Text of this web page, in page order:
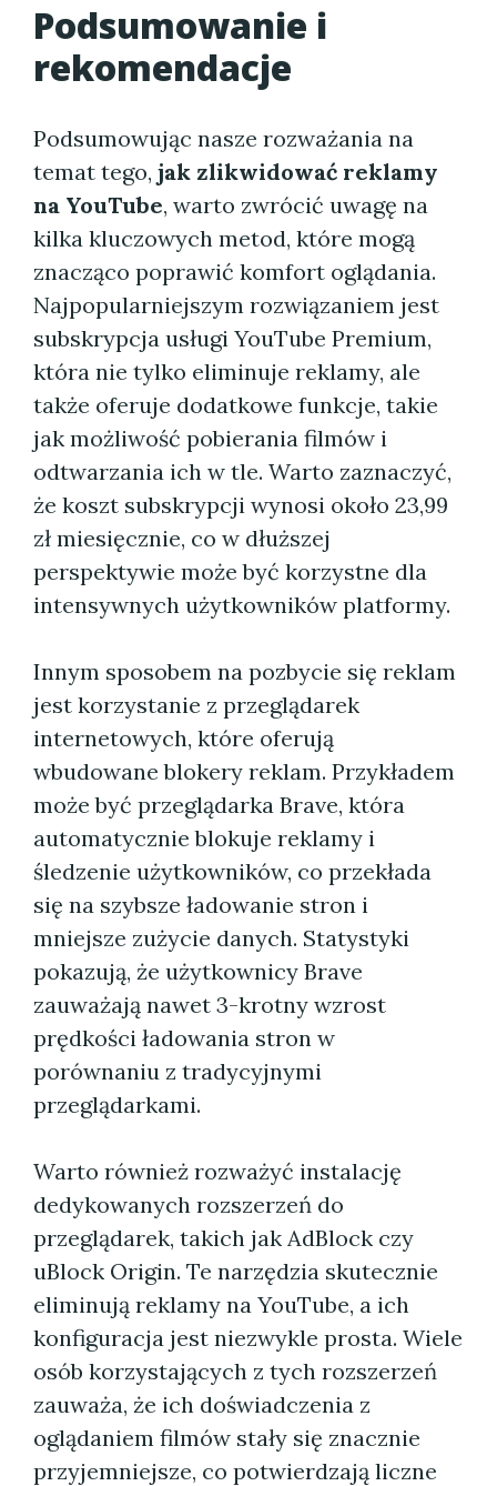
Podsumowanie i
rekomendacje
Podsumowując nasze rozważania na
temat tego, jak zlikwidować reklamy
na YouTube, warto zwrócić uwagę na
kilka kluczowych metod, które mogą
znacząco poprawić komfort oglądania.
Najpopularniejszym rozwiązaniem jest
subskrypcja usługi YouTube Premium,
która nie tylko eliminuje reklamy, ale
także oferuje dodatkowe funkcje, takie
jak możliwość pobierania filmów i
odtwarzania ich w tle. Warto zaznaczyć,
że koszt subskrypcji wynosi około 23,99
zł miesięcznie, co w dłuższej
perspektywie może być korzystne dla
intensywnych użytkowników platformy.
Innym sposobem na pozbycie się reklam
jest korzystanie z przeglądarek
internetowych, które oferują
wbudowane blokery reklam. Przykładem
może być przeglądarka Brave, która
automatycznie blokuje reklamy i
śledzenie użytkowników, co przekłada
się na szybsze ładowanie stron i
mniejsze zużycie danych. Statystyki
pokazują, że użytkownicy Brave
zauważają nawet 3-krotny wzrost
prędkości ładowania stron w
porównaniu z tradycyjnymi
przeglądarkami.
Warto również rozważyć instalację
dedykowanych rozszerzeń do
przeglądarek, takich jak AdBlock czy
uBlock Origin. Te narzędzia skutecznie
eliminują reklamy na YouTube, a ich
konfiguracja jest niezwykle prosta. Wiele
osób korzystających z tych rozszerzeń
zauważa, że ich doświadczenia z
oglądaniem filmów stały się znacznie
przyjemniejsze, co potwierdzają liczne